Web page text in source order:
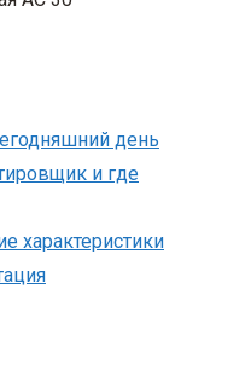
день
и где
характеристики